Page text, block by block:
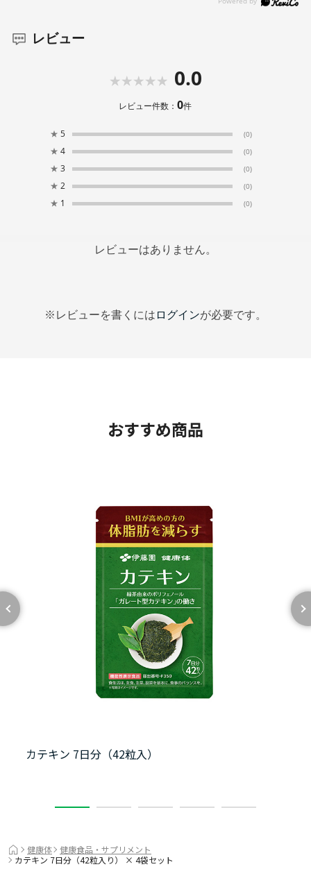
特徴
緑茶由来の「カテキン」をサプリメ
があると考えています。 ところが「カテキン」は、緑
強くて飲みにくい飲料になってしまいます。 そこで、
「カテキン」をそのまま摂ることができるようサプリメ
ントにすることで毎日続けやすいようにいたしました。
すい大きさに仕上げました。1袋の内容量は1週間分（1
日2回各3粒×7日分＝42粒）です。
＊イラストはイメージです。
レビュー
0.0
レビュー件数：0件
★ 5 (0)
★ 4 (0)
★ 3 (0)
★ 2 (0)
★ 1 (0)
レビューはありません。
※レビューを書くには ログインが必要です。
おすすめ商品
カテキン 7日分（42粒入）
健康体
健康食品・サプリメント
カテキン 7日分（42粒入り） × 4袋セット